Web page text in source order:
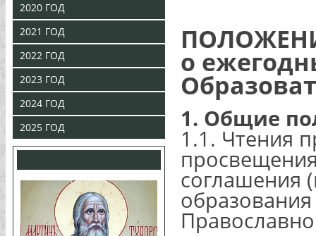
2020 ГОД
2021 ГОД
2022 ГОД
2023 ГОД
2024 ГОД
2025 ГОД
о
1. Общие
1.1. Чтения
соглашения